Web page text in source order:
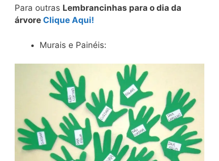
Para outras Lembrancinhas para o dia da
árvore Clique Aqui!
Murais e Painéis: